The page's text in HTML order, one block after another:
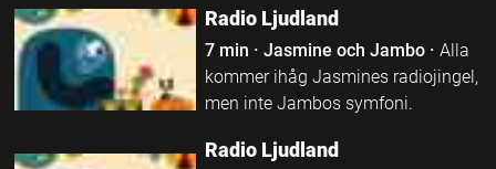
Radio Ljudland
7 min · Jasmine och Jambo· Alla
kommer ihåg Jasmines radiojingel,
men inte Jambos symfoni.
Radio Ljudland